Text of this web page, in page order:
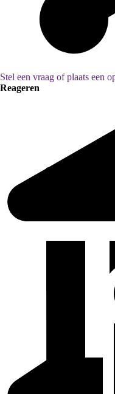
Stel een vraag of plaats een
Reageren